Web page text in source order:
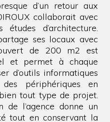
d’un retour aux
collaborait avec
d’architecture.
ses locaux avec
de 200 m2 est
et permet à chaque
d’outils informatiques
périphériques en
tout type de projet.
de l’agence donne un
tout en conservant la